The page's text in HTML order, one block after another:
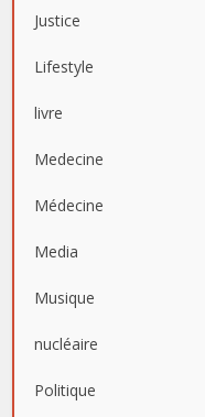
Justice
Lifestyle
livre
Medecine
Médecine
Media
Musique
nucléaire
Politique